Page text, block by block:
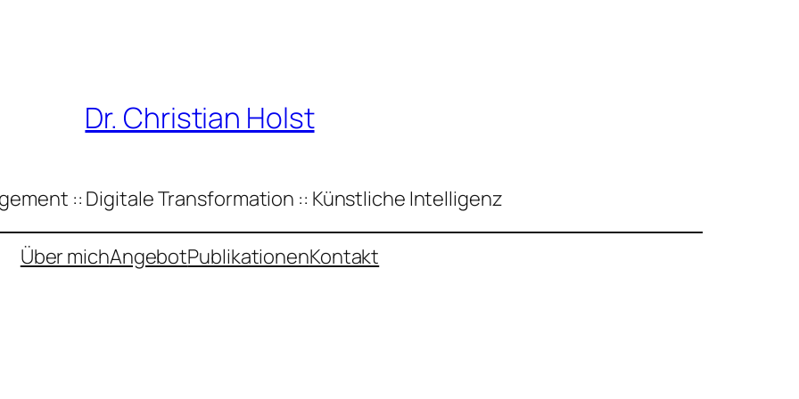
Dr. Christian Holst
:: Digitale Transformation :: Künstliche Intelligenz
Über michAngebotPublikationenKontakt